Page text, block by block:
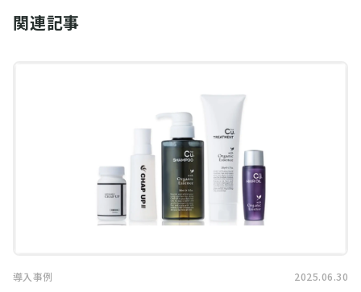
関連記事
導入事例 2025.06.30